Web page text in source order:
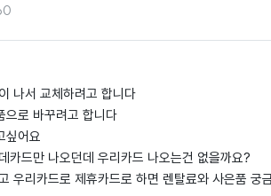
나서 교체하려고 합니다
으로 바꾸려고 합니다
싶어요
카드만 나오던데 우리카드 나오는건 없을까요?
우리카드로 제휴카드로 하면 렌탈료와 사은품 궁